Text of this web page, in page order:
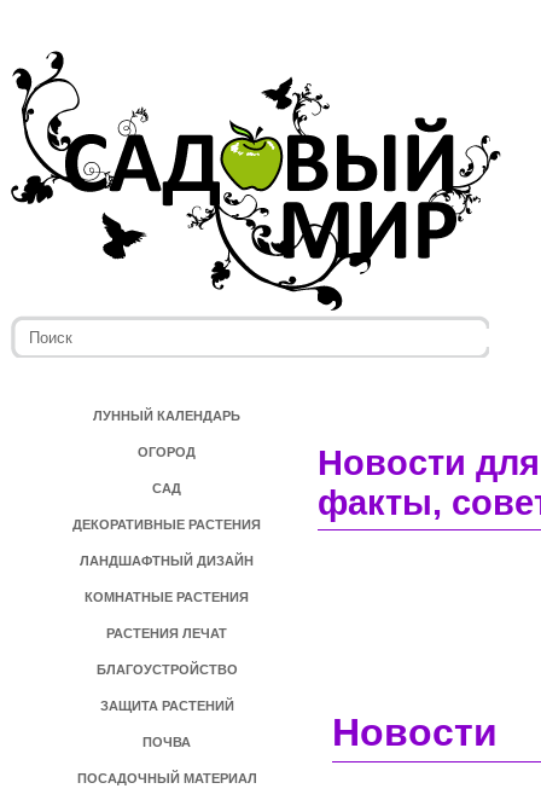
ЛУННЫЙ КАЛЕНДАРЬ
ОГОРОД
САД
ДЕКОРАТИВНЫЕ РАСТЕНИЯ
ЛАНДШАФТНЫЙ ДИЗАЙН
КОМНАТНЫЕ РАСТЕНИЯ
РАСТЕНИЯ ЛЕЧАТ
БЛАГОУСТРОЙСТВО
ЗАЩИТА РАСТЕНИЙ
ПОЧВА
ПОСАДОЧНЫЙ МАТЕРИАЛ
Новости
факты,
Новости